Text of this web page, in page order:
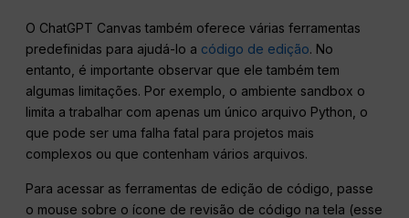
O ChatGPT Canvas também oferece várias ferramentas
predefinidas para ajudá-lo a código de edição. No
entanto, é importante observar que ele também tem
algumas limitações. Por exemplo, o ambiente sandbox o
limita a trabalhar com apenas um único arquivo Python, o
que pode ser uma falha fatal para projetos mais
complexos ou que contenham vários arquivos.
Para acessar as ferramentas de edição de código, passe
o mouse sobre o ícone de revisão de código na tela (esse